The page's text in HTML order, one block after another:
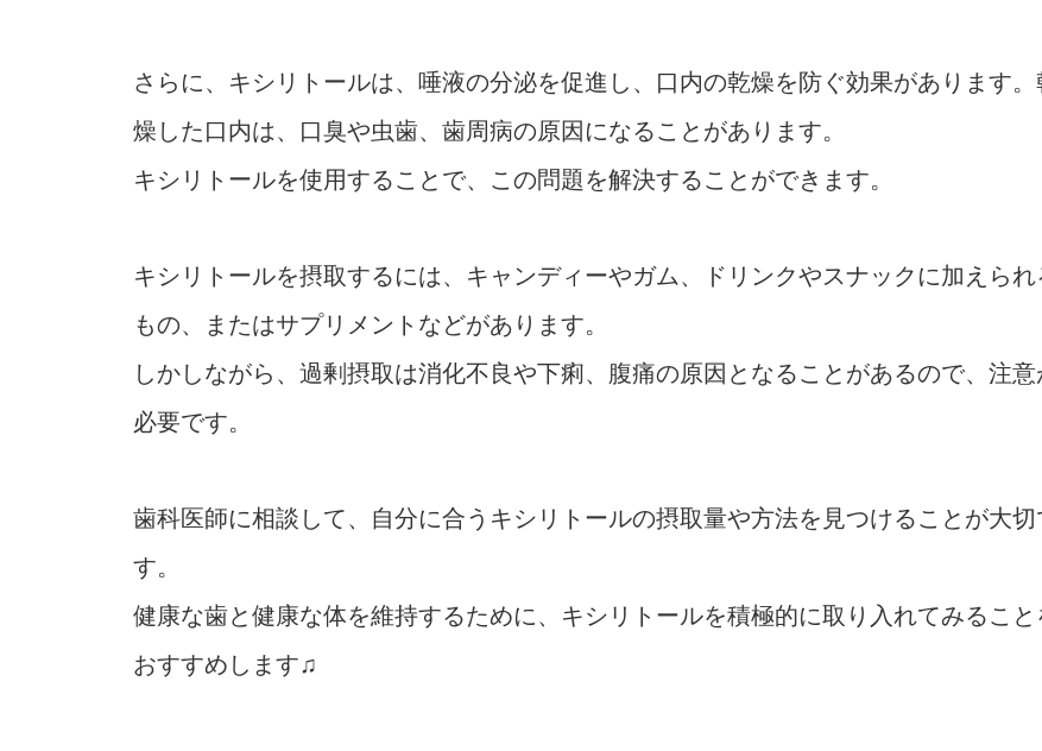
さらに、キシリトールは、唾液の分泌を促進し、口内の乾燥を防ぐ効果があります。
燥した口内は、口臭や虫歯、歯周病の原因になることがあります。
キシリトールを使用することで、この問題を解決することができます。
キシリトールを摂取するには、キャンディーやガム、ドリンクやスナックに加えられ
もの、またはサプリメントなどがあります。
しかしながら、過剰摂取は消化不良や下痢、腹痛の原因となることがあるので、注意
必要です。
歯科医師に相談して、自分に合うキシリトールの摂取量や方法を見つけることが大切
す。
健康な歯と健康な体を維持するために、キシリトールを積極的に取り入れてみること
おすすめします♫